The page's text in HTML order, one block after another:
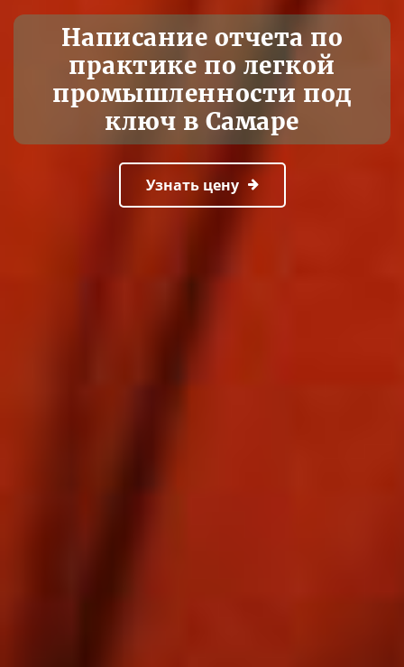
Написание отчета по
практике по легкой
промышленности под
ключ в Самаре
Узнать цену